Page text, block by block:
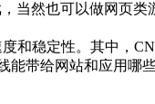
然也可以做网页类
稳定性。其中，
能带给网站和应用哪